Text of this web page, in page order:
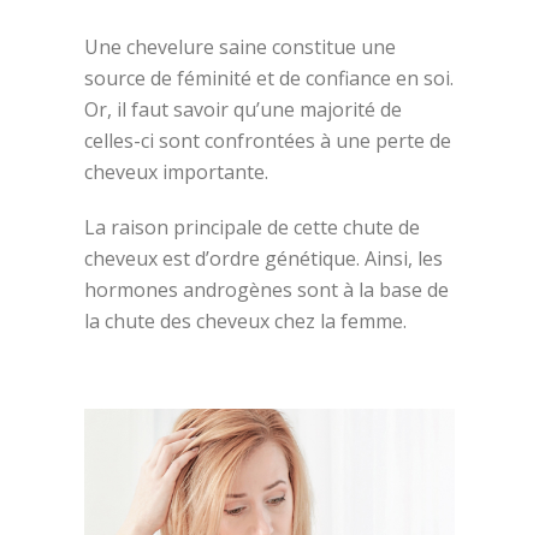
Une chevelure saine constitue une
source de féminité et de confiance en soi.
Or, il faut savoir qu’une majorité de
celles-ci sont confrontées à une perte de
cheveux importante.
La raison principale de cette chute de
cheveux est d’ordre génétique. Ainsi, les
hormones androgènes sont à la base de
la chute des cheveux chez la femme.